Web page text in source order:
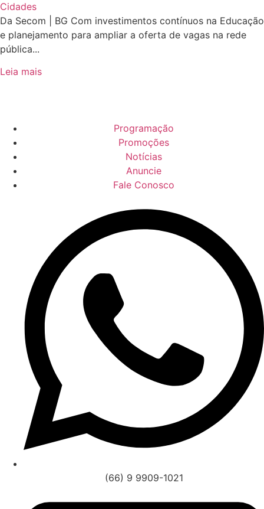
Cidades
Da Secom | BG Com investimentos contínuos na Educação
e planejamento para ampliar a oferta de vagas na rede
pública...
Leia mais
Programação
Promoções
Notícias
Anuncie
Fale Conosco
(66) 9 9909-1021